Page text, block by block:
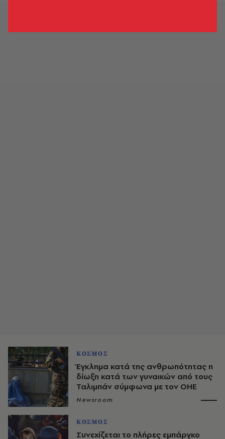
ΚΟΣΜΟΣ
Έγκλημα κατά της ανθρωπότητας η
δίωξη κατά των γυναικών από τους
Ταλιμπάν σύμφωνα με τον ΟΗΕ
Newsroom
ΚΟΣΜΟΣ
Συνεχίζεται το πλήρες εμπάργκο